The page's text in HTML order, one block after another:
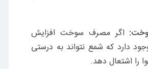
اگر مصرف سوخت افزایش
دارد که شمع نتواند به درستی
اشتعال دهد.